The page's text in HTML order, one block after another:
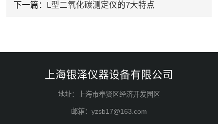
下一篇： L型二氧化碳测定仪的7大特点
上海银泽仪器设备有限公司
地址：上海市奉贤区经济开发园区
邮箱：yzsb17@163.com